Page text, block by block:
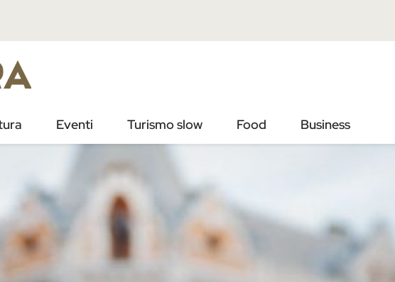
principale
Eventi Turismo slow Food Business